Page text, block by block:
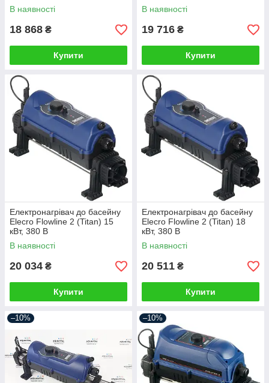
В наявності
18 868 ₴
Купити
В наявності
19 716 ₴
Купити
Електронагрівач до басейну
Elecro Flowline 2 (Titan) 15
кВт, 380 В
В наявності
20 034 ₴
Купити
Електронагрівач до басейну
Elecro Flowline 2 (Titan) 18
кВт, 380 В
В наявності
20 511 ₴
Купити
–10% –10%